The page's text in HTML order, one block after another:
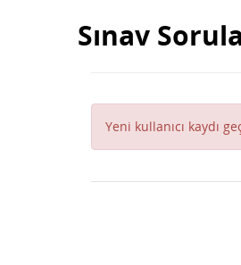
Sınav
Yeni kullanıcı kaydı